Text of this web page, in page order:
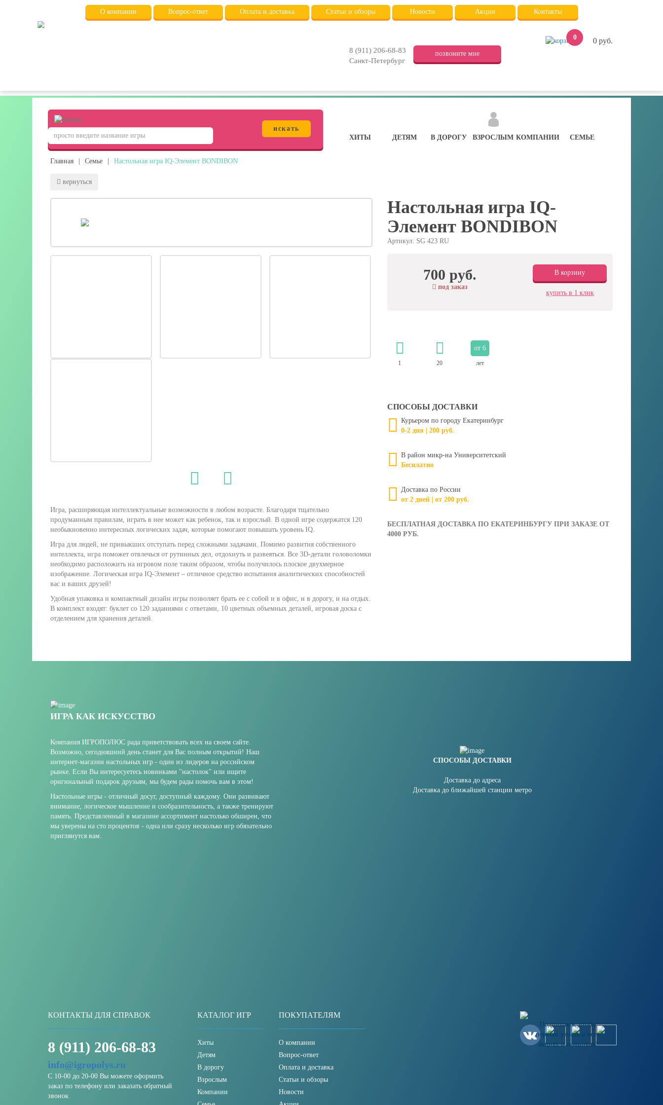
О компании Вопрос-ответ Оплата и доставка Статьи и обзоры Новости Акции Контакты
8 (911) 206-68-83
Санкт-Петербург
позвоните мне
0 0 руб.
искать
ХИТЫ
ДЕТЯМ В ДОРОГУ ВЗРОСЛЫМ КОМПАНИИ СЕМЬЕ
Главная Семье Настольная игра IQ-Элемент BONDIBON
вернуться
Игра, расширяющая интеллектуальные возможности в любом возрасте. Благодаря тщательно
продуманным правилам, играть в нее может как ребенок, так и взрослый. В одной игре содержатся 120
необыкновенно интересных логических задач, которые помогают повышать уровень IQ.
Игра для людей, не привыкших отступать перед сложными задачами. Помимо развития собственного
интеллекта, игра поможет отвлечься от рутинных дел, отдохнуть и развеяться. Все 3D-детали головоломки
необходимо расположить на игровом поле таким образом, чтобы получилось плоское двухмерное
изображение. Логическая игра IQ-Элемент – отличное средство испытания аналитических способностей
вас и ваших друзей!
Удобная упаковка и компактный дизайн игры позволяет брать ее с собой и в офис, и в дорогу, и на отдых.
В комплект входят: буклет со 120 заданиями с ответами, 10 цветных объемных деталей, игровая доска с
отделением для хранения деталей.
Настольная игра IQ-
Элемент BONDIBON
Артикул: SG 423 RU
700 руб.
под заказ
В корзину
купить в 1 клик
1 20
от 6
лет
СПОСОБЫ ДОСТАВКИ
Курьером по городу Екатеринбург
0-2 дня | 200 руб.
В район микр-на Университетский
Бесплатно
Доставка по России
от 2 дней | от 200 руб.
БЕСПЛАТНАЯ ДОСТАВКА ПО ЕКАТЕРИНБУРГУ ПРИ ЗАКАЗЕ ОТ
4000 РУБ.
ИГРА КАК ИСКУССТВО
Компания ИГРОПОЛЮС рада приветствовать всех на своем сайте.
Возможно, сегодняшний день станет для Вас полным открытий! Наш
интернет-магазин настольных игр - один из лидеров на российском
рынке. Если Вы интересуетесь новинками "настолок" или ищите
оригинальный подарок друзьям, мы будем рады помочь вам в этом!
Настольные игры - отличный досуг, доступный каждому. Они развивают
внимание, логическое мышление и сообразительность, а также тренируют
память. Представленный в магазине ассортимент настолько обширен, что
мы уверены на сто процентов - одна или сразу несколько игр обязательно
приглянутся вам.
СПОСОБЫ ДОСТАВКИ
Доставка до адреса
Доставка до ближайшей станции метро
КОНТАКТЫ ДЛЯ СПРАВОК
8 (911) 206-68-83
info@igropolys.ru
С 10-00 до 20-00 Вы можете оформить
заказ по телефону или заказать обратный
звонок
КАТАЛОГ ИГР
Хиты
Детям
В дорогу
Взрослым
Компании
ПОКУПАТЕЛЯМ
О компании
Вопрос-ответ
Оплата и доставка
Статьи и обзоры
Новости
Подпишись, чтобы
первым узнать о всех
акциях и новинках!